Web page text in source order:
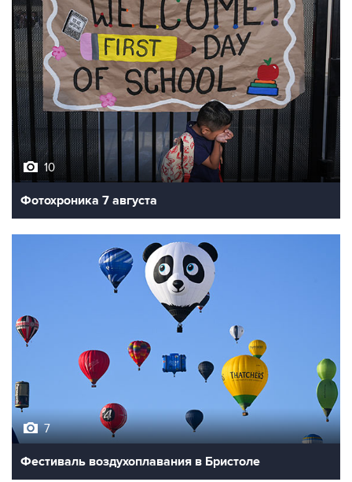
10
Фотохроника 7 августа
Фестиваль воздухоплавания в Бристоле